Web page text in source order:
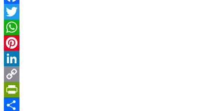
Facebook
Twitter
WhatsApp
Pinterest
LinkedIn
Copy
Link
PrintFriendly